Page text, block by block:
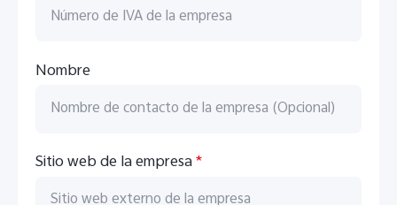
Nombre
Sitio web de la empresa*